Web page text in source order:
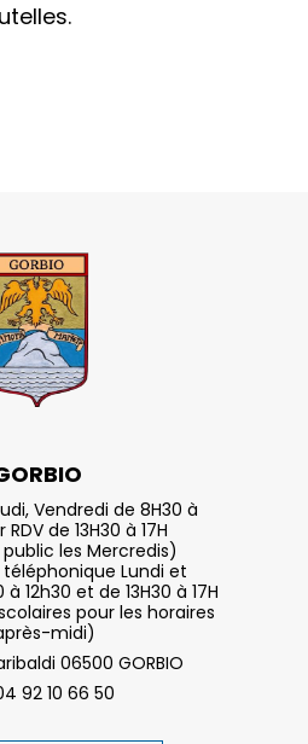
Vendredi de 8H30 à
RDV de 13H30 à 17H
les Mercredis)
Lundi et
12h30 et de 13H30 à 17H
pour les horaires
midi)
06500 GORBIO
92 10 66 50